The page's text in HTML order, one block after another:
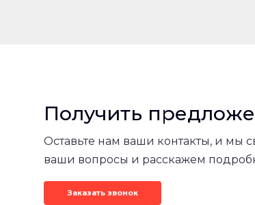
Получить
Оставьте нам ваши контакты, и мы
ваши вопросы и расскажем
Заказать звонок